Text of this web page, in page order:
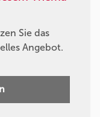
Sie das
Angebot.